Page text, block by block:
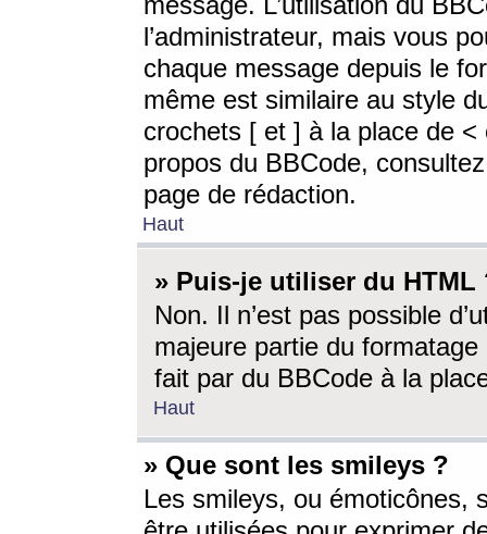
l’administrateur, mais vous
chaque message depuis le
même est similaire au style
crochets [ et ] à la place de <
propos du BBCode,
page de rédaction.
Haut
» Puis-je utiliser du HTML
Non. Il n’est pas possible
majeure partie du
fait par du BBCode à la
Haut
» Que sont les smileys ?
Les smileys, ou émoticônes,